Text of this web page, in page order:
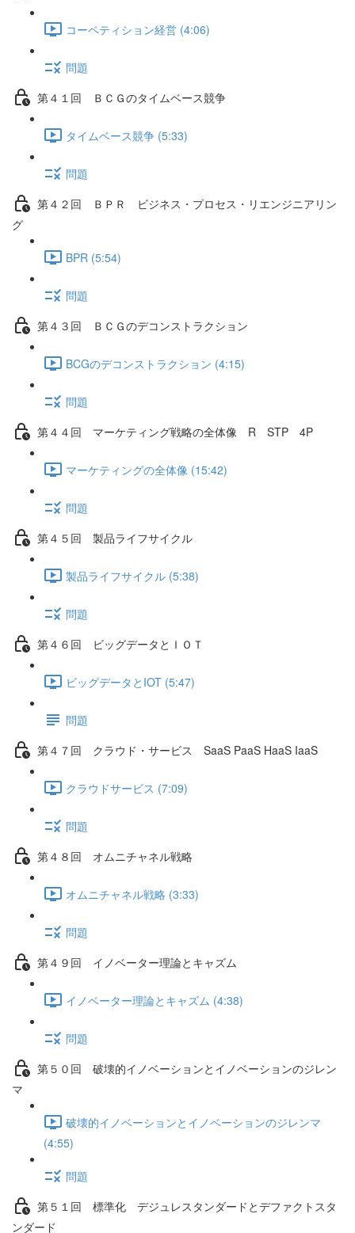
コーペティション経営 (4:06)
問題
第４１回 ＢＣＧのタイムベース競争
タイムベース競争 (5:33)
問題
第４２回 ＢＰＲ ビジネス・プロセス・リエンジニアリン
グ
BPR (5:54)
問題
第４３回 ＢＣＧのデコンストラクション
BCGのデコンストラクション (4:15)
問題
第４４回 マーケティング戦略の全体像 R STP 4P
マーケティングの全体像 (15:42)
問題
第４５回 製品ライフサイクル
製品ライフサイクル (5:38)
問題
第４６回 ビッグデータとＩＯＴ
ビッグデータとIOT (5:47)
問題
第４７回 クラウド・サービス SaaS PaaS HaaS IaaS
クラウドサービス (7:09)
問題
第４８回 オムニチャネル戦略
オムニチャネル戦略 (3:33)
問題
第４９回 イノベーター理論とキャズム
イノベーター理論とキャズム (4:38)
問題
第５０回 破壊的イノベーションとイノベーションのジレン
マ
破壊的イノベーションとイノベーションのジレンマ
(4:55)
問題
第５１回 標準化 デジュレスタンダードとデファクトスタ
ンダード